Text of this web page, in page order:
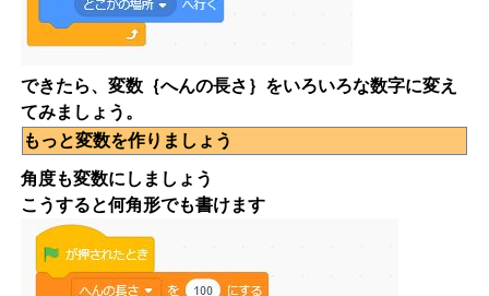
できたら、変数｛へんの長さ｝をいろいろな数字に変え
てみましょう。
もっと変数を作りましょう
角度も変数にしましょう
こうすると何角形でも書けます